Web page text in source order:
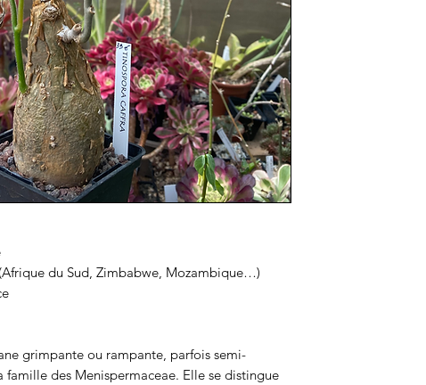
du Sud, Zimbabwe, Mozambique…)
grimpante ou rampante, parfois semi-
famille des Menispermaceae. Elle se distingue